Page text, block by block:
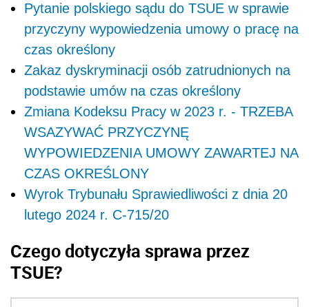
Pytanie polskiego sądu do TSUE w sprawie
przyczyny wypowiedzenia umowy o pracę na
czas określony
Zakaz dyskryminacji osób zatrudnionych na
podstawie umów na czas określony
Zmiana Kodeksu Pracy w 2023 r. - TRZEBA
WSAZYWAĆ PRZYCZYNĘ
WYPOWIEDZENIA UMOWY ZAWARTEJ NA
CZAS OKREŚLONY
Wyrok Trybunału Sprawiedliwości z dnia 20
lutego 2024 r. C-715/20
Czego dotyczyła sprawa przez
TSUE?